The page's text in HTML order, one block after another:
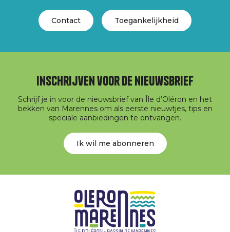
Contact Toegankelijkheid
Inschrijven voor de nieuwsbrief
Schrijf je in voor de nieuwsbrief van Île d’Oléron en het
bekken van Marennes om als eerste nieuwtjes, tips en
speciale aanbiedingen te ontvangen.
Ik wil me abonneren